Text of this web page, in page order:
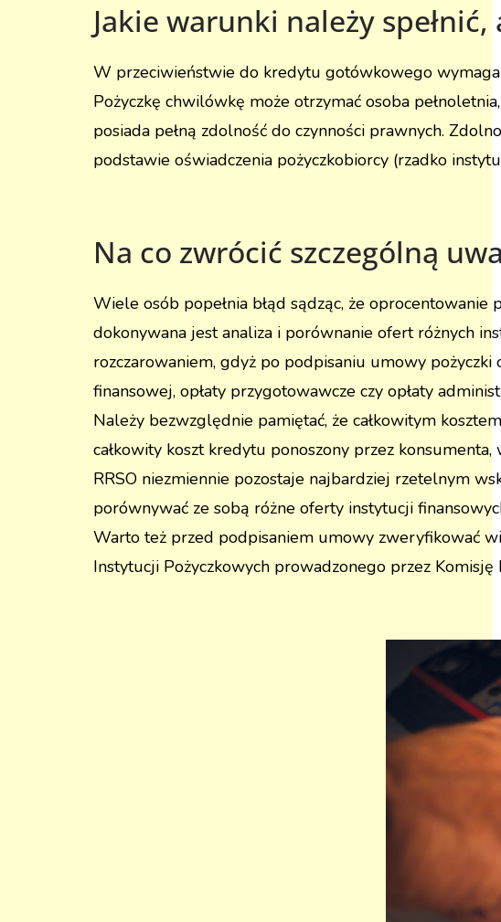
Jakie warunki należy
W przeciwieństwie do kredytu gotówkowego
Pożyczkę chwilówkę może otrzymać osoba
posiada pełną zdolność do czynności prawnych.
podstawie oświadczenia pożyczkobiorcy (rzadko
Na co zwrócić szczególną
Wiele osób popełnia błąd sądząc, że
dokonywana jest analiza i porównanie ofert różnych
rozczarowaniem, gdyż po podpisaniu umowy
finansowej, opłaty przygotowawcze czy opłaty
Należy bezwzględnie pamiętać, że całkowitym
całkowity koszt kredytu ponoszony przez
RRSO niezmiennie pozostaje najbardziej rzetelnym
porównywać ze sobą różne oferty instytucji
Warto też przed podpisaniem umowy zweryfikować
Instytucji Pożyczkowych prowadzonego przez